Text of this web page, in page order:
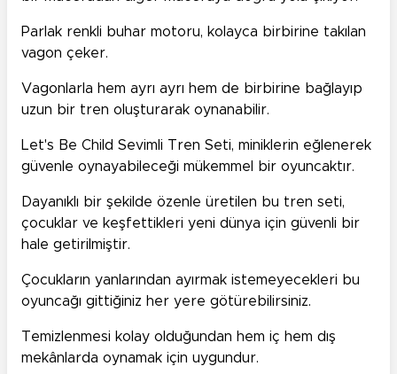
Parlak renkli buhar motoru, kolayca birbirine takılan
vagon çeker.
Vagonlarla hem ayrı ayrı hem de birbirine bağlayıp
uzun bir tren oluşturarak oynanabilir.
Let's Be Child Sevimli Tren Seti, miniklerin eğlenerek
güvenle oynayabileceği mükemmel bir oyuncaktır.
Dayanıklı bir şekilde özenle üretilen bu tren seti,
çocuklar ve keşfettikleri yeni dünya için güvenli bir
hale getirilmiştir.
Çocukların yanlarından ayırmak istemeyecekleri bu
oyuncağı gittiğiniz her yere götürebilirsiniz.
Temizlenmesi kolay olduğundan hem iç hem dış
mekânlarda oynamak için uygundur.